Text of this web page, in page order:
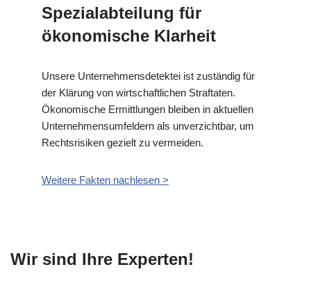
Spezialabteilung für
ökonomische Klarheit
Unsere Unternehmensdetektei ist zuständig für
der Klärung von wirtschaftlichen Straftaten.
Ökonomische Ermittlungen bleiben in aktuellen
Unternehmensumfeldern als unverzichtbar, um
Rechtsrisiken gezielt zu vermeiden.
Weitere Fakten nachlesen >
Wir sind Ihre Experten!